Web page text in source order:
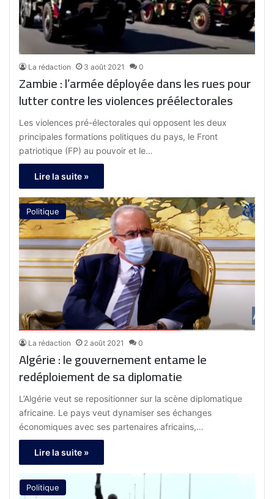
La rédaction 3 août 2021 0
Zambie : l’armée déployée dans les rues pour
lutter contre les violences préélectorales
Les violences pré-électorales qui opposent les deux
principales formations politiques du pays, le Front
patriotique (FP) au pouvoir et le…
Lire la suite »
Politique
La rédaction 2 août 2021 0
Algérie : le gouvernement entame le
redéploiement de sa diplomatie
L’Algérie veut se repositionner sur la scène diplomatique
africaine. Le pays veut dynamiser ses échanges
économiques avec ses partenaires africains,…
Lire la suite »
Politique